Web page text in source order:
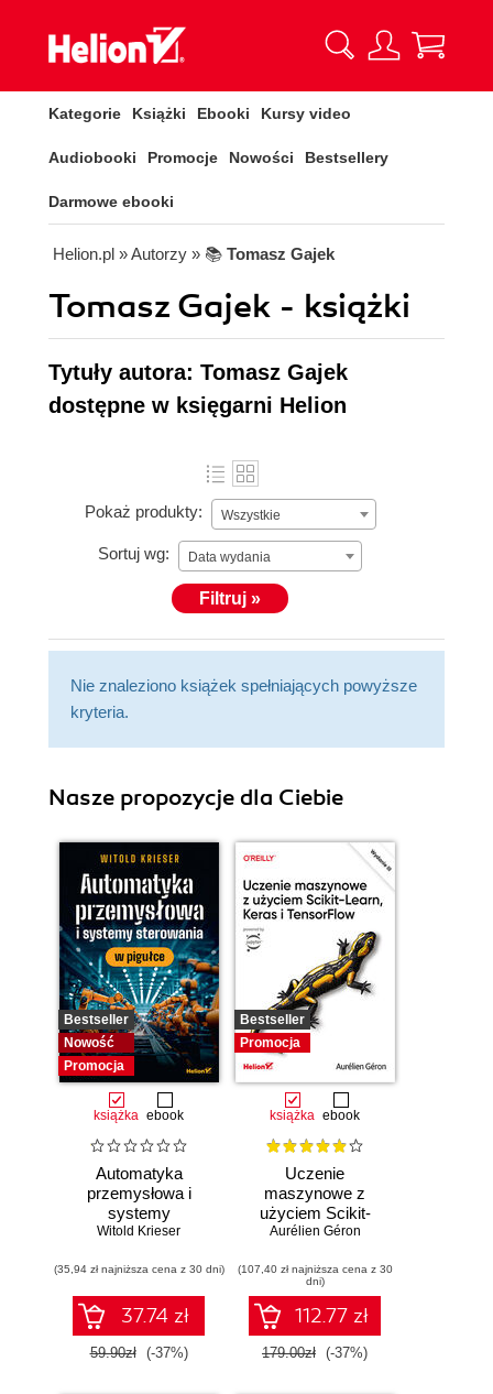
Kategorie Książki Ebooki Kursy video
Audiobooki Promocje Nowości Bestsellery
Darmowe ebooki
Helion.pl » Autorzy » 📚 Tomasz Gajek
Tomasz Gajek - książki
Tytuły autora: Tomasz Gajek
dostępne w księgarni Helion
Pokaż produkty: Wszystkie
Sortuj wg: Data wydania
Filtruj »
Nie znaleziono książek spełniających powyższe
kryteria.
Nasze propozycje dla Ciebie
Bestseller
Nowość
Promocja
książka ebook
Automatyka
przemysłowa i
systemy
sterowania w
Witold Krieser
(35,94 zł najniższa cena z 30 dni)
37.74 zł
59.90zł (-37%)
Bestseller
Promocja
książka ebook
Uczenie
maszynowe z
użyciem Scikit-
Learn, Keras i
Wydanie III
Aurélien Géron
(107,40 zł najniższa cena z 30
dni)
112.77 zł
179.00zł (-37%)